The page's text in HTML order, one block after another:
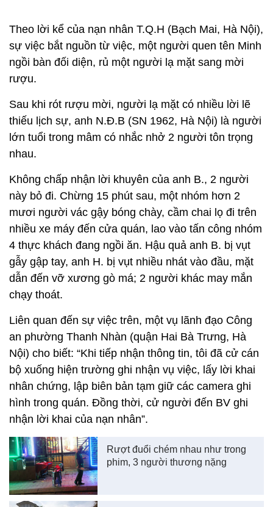
Theo lời kể của nạn nhân T.Q.H (Bạch Mai, Hà Nội),
sự việc bắt nguồn từ việc, một người quen tên Minh
ngồi bàn đối diện, rủ một người lạ mặt sang mời
rượu.
Sau khi rót rượu mời, người lạ mặt có nhiều lời lẽ
thiếu lịch sự, anh N.Đ.B (SN 1962, Hà Nội) là người
lớn tuổi trong mâm có nhắc nhở 2 người tôn trọng
nhau.
Không chấp nhận lời khuyên của anh B., 2 người
này bỏ đi. Chừng 15 phút sau, một nhóm hơn 2
mươi người vác gậy bóng chày, cầm chai lọ đi trên
nhiều xe máy đến cửa quán, lao vào tấn công nhóm
4 thực khách đang ngồi ăn. Hậu quả anh B. bị vụt
gẫy gập tay, anh H. bị vụt nhiều nhát vào đầu, mặt
dẫn đến vỡ xương gò má; 2 người khác may mắn
chạy thoát.
Liên quan đến sự việc trên, một vụ lãnh đạo Công
an phường Thanh Nhàn (quận Hai Bà Trưng, Hà
Nội) cho biết: “Khi tiếp nhận thông tin, tôi đã cử cán
bộ xuống hiện trường ghi nhận vụ việc, lấy lời khai
nhân chứng, lập biên bản tạm giữ các camera ghi
hình trong quán. Đồng thời, cử người đến BV ghi
nhận lời khai của nạn nhân”.
Rượt đuổi chém nhau như trong
phim, 3 người thương nặng